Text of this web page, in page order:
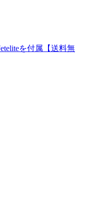
を付属【送料無